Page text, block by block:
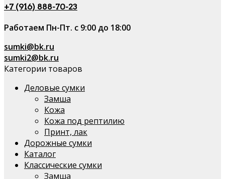
+7 (916) 888-70-23
Работаем Пн-Пт. с 9:00 до 18:00
sumki@bk.ru
sumki2@bk.ru
Категории товаров
Деловые сумки
Замша
Кожа
Кожа под рептилию
Принт, лак
Дорожные сумки
Каталог
Классические сумки
Замша